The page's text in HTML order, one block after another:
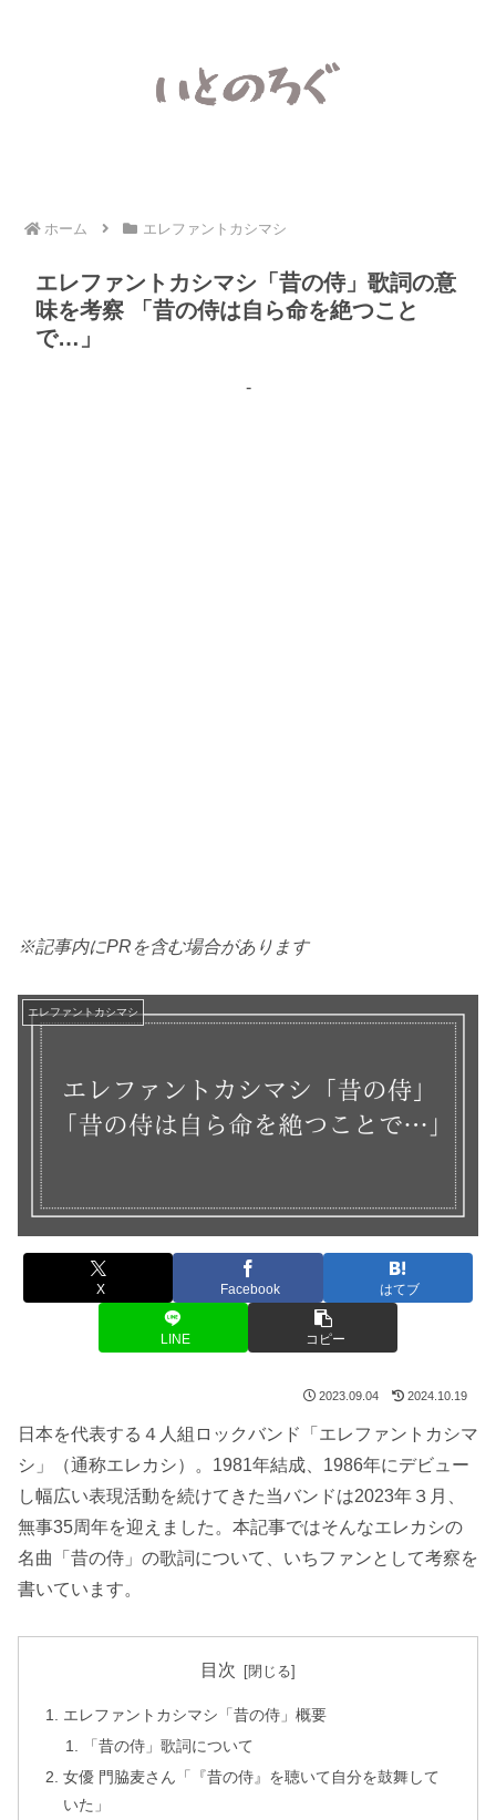
ホーム エレファントカシマシ
エレファントカシマシ「昔の侍」歌詞の意
味を考察 「昔の侍は自ら命を絶つこと
で…」
-
※記事内にPRを含む場合があります
エレファントカシマシ
X Facebook はてブ
LINE コピー
2023.09.04 2024.10.19
日本を代表する４人組ロックバンド「エレファントカシマ
シ」（通称エレカシ）。1981年結成、1986年にデビュー
し幅広い表現活動を続けてきた当バンドは2023年３月、
無事35周年を迎えました。本記事ではそんなエレカシの
名曲「昔の侍」の歌詞について、いちファンとして考察を
書いています。
目次
エレファントカシマシ「昔の侍」概要
「昔の侍」歌詞について
女優 門脇麦さん「『昔の侍』を聴いて自分を鼓舞して
いた」